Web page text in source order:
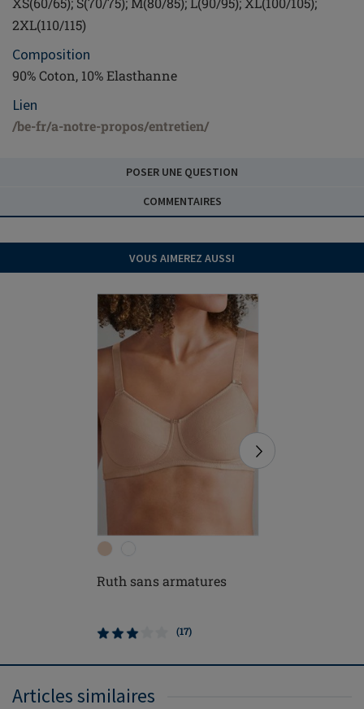
2XL(110/115)
Composition
90% Coton, 10% Elasthanne
Lien
/be-fr/a-notre-propos/entretien/
POSER UNE QUESTION
COMMENTAIRES
VOUS AIMEREZ AUSSI
Ruth sans armatures
(17)
Articles similaires